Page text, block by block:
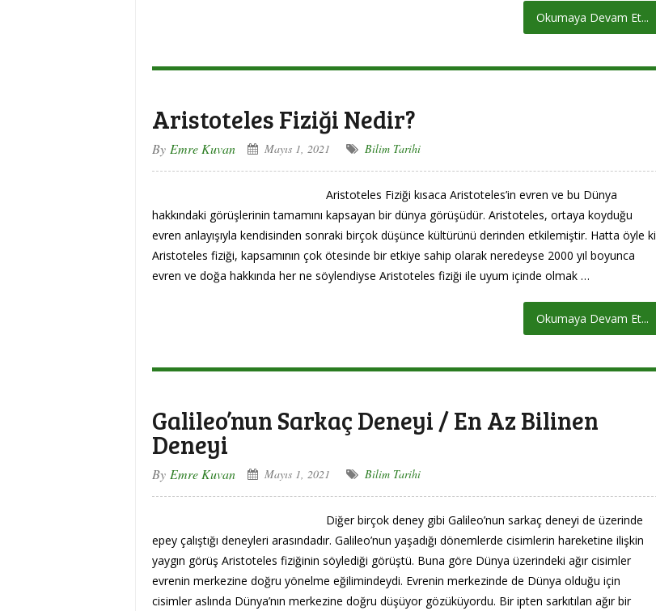
Okumaya Devam Et...
Aristoteles Fiziği Nedir?
By Emre Kuvan Mayıs 1, 2021 Bilim Tarihi
Aristoteles Fiziği kısaca Aristoteles’in evren ve bu Dünya
hakkındaki görüşlerinin tamamını kapsayan bir dünya görüşüdür. Aristoteles, ortaya koyduğu
evren anlayışıyla kendisinden sonraki birçok düşünce kültürünü derinden etkilemiştir. Hatta öyle ki
Aristoteles fiziği, kapsamının çok ötesinde bir etkiye sahip olarak neredeyse 2000 yıl boyunca
evren ve doğa hakkında her ne söylendiyse Aristoteles fiziği ile uyum içinde olmak …
Okumaya Devam Et...
Galileo’nun Sarkaç Deneyi / En Az Bilinen
Deneyi
By Emre Kuvan Mayıs 1, 2021 Bilim Tarihi
Diğer birçok deney gibi Galileo’nun sarkaç deneyi de üzerinde
epey çalıştığı deneyleri arasındadır. Galileo’nun yaşadığı dönemlerde cisimlerin hareketine ilişkin
yaygın görüş Aristoteles fiziğinin söylediği görüştü. Buna göre Dünya üzerindeki ağır cisimler
evrenin merkezine doğru yönelme eğilimindeydi. Evrenin merkezinde de Dünya olduğu için
cisimler aslında Dünya’nın merkezine doğru düşüyor gözüküyordu. Bir ipten sarkıtılan ağır bir